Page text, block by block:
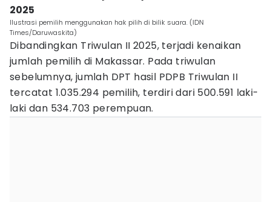
2025
Ilustrasi pemilih menggunakan hak pilih di bilik suara. (IDN
Times/Daruwaskita)
Dibandingkan Triwulan II 2025, terjadi kenaikan
jumlah pemilih di Makassar. Pada triwulan
sebelumnya, jumlah DPT hasil PDPB Triwulan II
tercatat 1.035.294 pemilih, terdiri dari 500.591 laki-
laki dan 534.703 perempuan.